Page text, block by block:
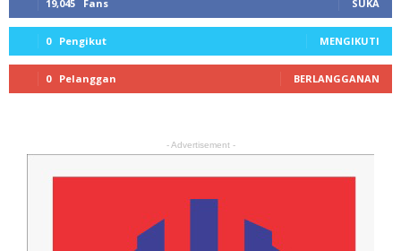
19,045 Fans SUKA
0 Pengikut MENGIKUTI
0 Pelanggan BERLANGGANAN
- Advertisement -